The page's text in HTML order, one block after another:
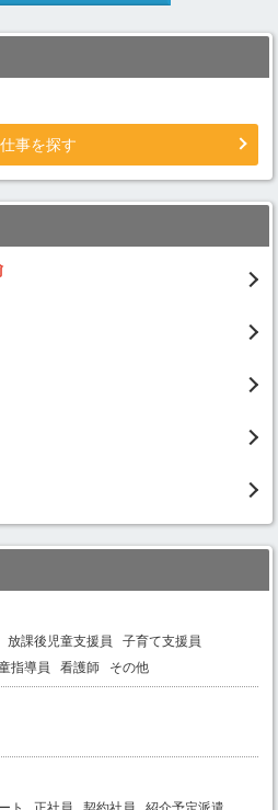
事を探す
放課後児童支援員
子育て支援員
指導員 看護師 その他